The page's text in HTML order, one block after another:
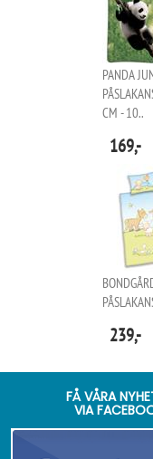
PANDA
CM - 10..
169,-
239,-
FÅ VÅRA
VIA